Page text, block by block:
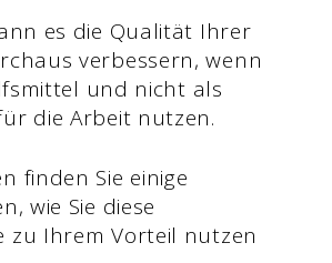
es die Qualität Ihrer
verbessern, wenn
und nicht als
die Arbeit nutzen.
finden Sie einige
wie Sie diese
zu Ihrem Vorteil nutzen